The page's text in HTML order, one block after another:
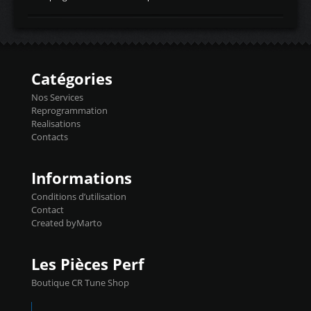
d'admissiontemp ex. pour atmo -30- 80°C
temperaturetemperature ldr moteurtemp
Injecteurs + Flashpro 1370€ TTC Le
précise et performante. Vous pourrez
basculer de la carto sans plomb à Ethanol à
l'aide du flashpro OPTION ECONOMIQUES
Reprog SP 98 sur le calculateur d'origine
450€ TTC Un gain d'environ 10cv et 15nm
Catégories
Nos Services
Reprogrammation
Realisations
Contacts
Informations
Conditions d’utilisation
Contact
Created byMarto
Les Pièces Perf
Boutique CR Tune Shop